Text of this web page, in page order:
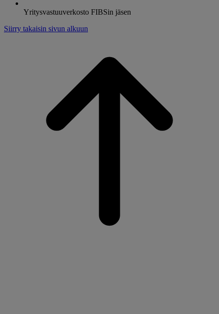
Yritysvastuuverkosto FIBSin jäsen
Siirry takaisin sivun alkuun